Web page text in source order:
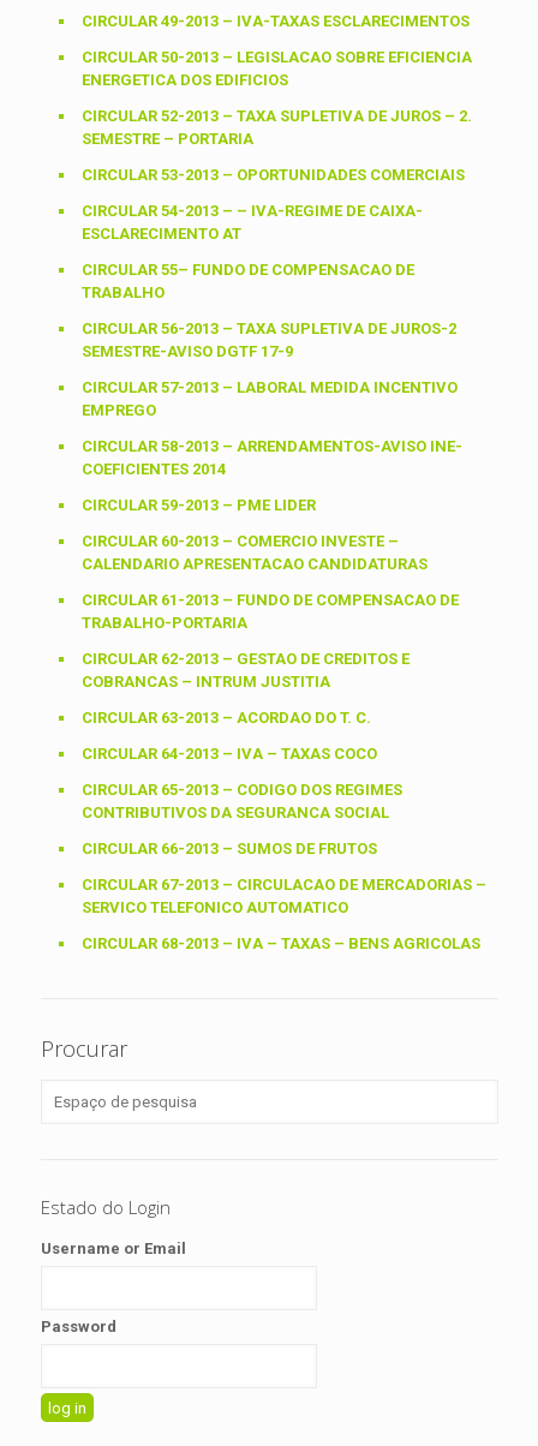
CIRCULAR 49-2013 – IVA-TAXAS ESCLARECIMENTOS
CIRCULAR 50-2013 – LEGISLACAO SOBRE EFICIENCIA
ENERGETICA DOS EDIFICIOS
CIRCULAR 52-2013 – TAXA SUPLETIVA DE JUROS – 2.
SEMESTRE – PORTARIA
CIRCULAR 53-2013 – OPORTUNIDADES COMERCIAIS
CIRCULAR 54-2013 – – IVA-REGIME DE CAIXA-
ESCLARECIMENTO AT
CIRCULAR 55– FUNDO DE COMPENSACAO DE
TRABALHO
CIRCULAR 56-2013 – TAXA SUPLETIVA DE JUROS-2
SEMESTRE-AVISO DGTF 17-9
CIRCULAR 57-2013 – LABORAL MEDIDA INCENTIVO
EMPREGO
CIRCULAR 58-2013 – ARRENDAMENTOS-AVISO INE-
COEFICIENTES 2014
CIRCULAR 59-2013 – PME LIDER
CIRCULAR 60-2013 – COMERCIO INVESTE –
CALENDARIO APRESENTACAO CANDIDATURAS
CIRCULAR 61-2013 – FUNDO DE COMPENSACAO DE
TRABALHO-PORTARIA
CIRCULAR 62-2013 – GESTAO DE CREDITOS E
COBRANCAS – INTRUM JUSTITIA
CIRCULAR 63-2013 – ACORDAO DO T. C.
CIRCULAR 64-2013 – IVA – TAXAS COCO
CIRCULAR 65-2013 – CODIGO DOS REGIMES
CONTRIBUTIVOS DA SEGURANCA SOCIAL
CIRCULAR 66-2013 – SUMOS DE FRUTOS
CIRCULAR 67-2013 – CIRCULACAO DE MERCADORIAS –
SERVICO TELEFONICO AUTOMATICO
CIRCULAR 68-2013 – IVA – TAXAS – BENS AGRICOLAS
Procurar
Estado do Login
Username or Email
Password